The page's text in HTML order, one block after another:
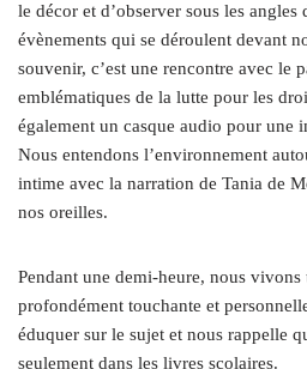
le décor et d’observer sous les
évènements qui se déroulent devant
souvenir, c’est une rencontre avec le
emblématiques de la lutte pour les
également un casque audio pour une
Nous entendons l’environnement
intime avec la narration de Tania de
nos oreilles.
Pendant une demi-heure, nous vivons
profondément touchante et
éduquer sur le sujet et nous rappelle
seulement dans les livres scolaires.